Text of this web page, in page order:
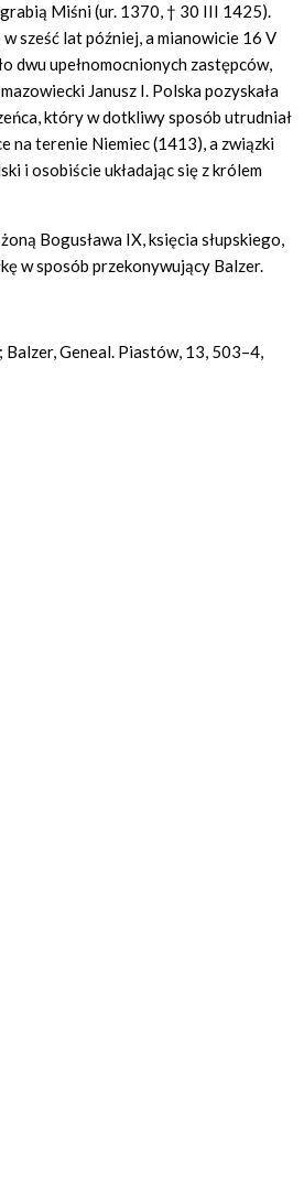
Miśni (ur. 1370, † 30 III 1425).
sześć lat później, a mianowicie 16 V
dwu upełnomocnionych zastępców,
Janusz I. Polska pozyskała
który w dotkliwy sposób utrudniał
na terenie Niemiec (1413), a związki
i osobiście układając się z królem
Bogusława IX, księcia słupskiego,
w sposób przekonywujący Balzer.
Geneal. Piastów, 13, 503–4,